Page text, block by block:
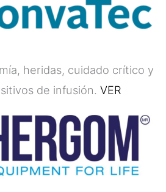
heridas, cuidado crítico y
de infusión. VER